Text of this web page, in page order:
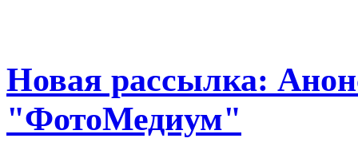
Новая рассылка:
"ФотоМедиум"